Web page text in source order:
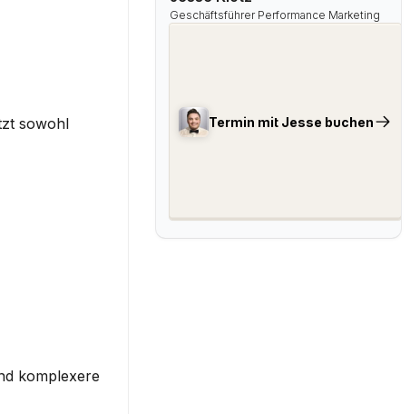
Geschäftsführer Performance Marketing
Termin mit Jesse buchen
sowohl
komplexere